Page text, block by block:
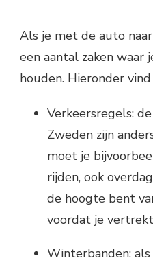
Als je met de auto
een aantal zaken waar
houden. Hieronder
Verkeersregels:
Zweden zijn
moet je
rijden, ook
de hoogte bent
voordat je
Winterbanden: